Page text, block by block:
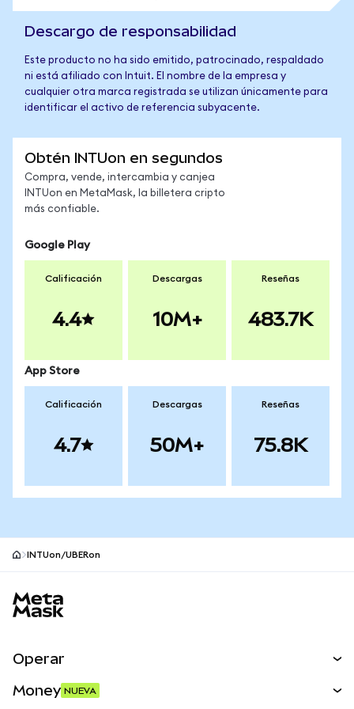
Descargo de responsabilidad
Este producto no ha sido emitido, patrocinado, respaldado
ni está afiliado con Intuit. El nombre de la empresa y
cualquier otra marca registrada se utilizan únicamente para
identificar el activo de referencia subyacente.
Obtén INTUon en segundos
Compra, vende, intercambia y canjea
INTUon en MetaMask, la billetera cripto
más confiable.
Google Play
Calificación
4.4
Descargas
10M+
Reseñas
483.7K
App Store
Calificación
4.7
Descargas
50M+
Reseñas
75.8K
INTUon/UBERon
Operar
Money NUEVA